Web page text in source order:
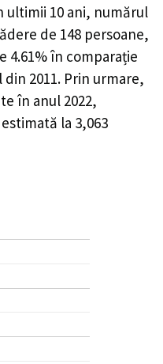
ultimii 10 ani, numărul
de 148 persoane,
4.61%în comparație
2011. Prin urmare,
în anul 2022,
la 3,063